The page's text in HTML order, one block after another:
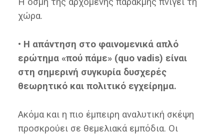
Η οσμή της αρχόμενης παρακμής πνίγει τη
χώρα.
• Η απάντηση στο φαινομενικά απλό
ερώτημα «πού πάμε» (quo vadis) είναι
στη σημερινή συγκυρία δυσχερές
θεωρητικό και πολιτικό εγχείρημα.
Ακόμα και η πιο έμπειρη αναλυτική σκέψη
προσκρούει σε θεμελιακά εμπόδια. Οι